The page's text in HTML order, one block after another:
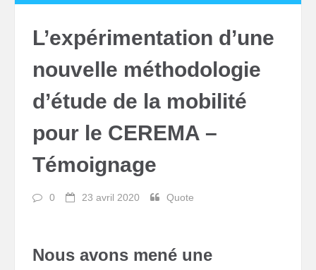
L’expérimentation d’une
nouvelle méthodologie
d’étude de la mobilité
pour le CEREMA –
Témoignage
0 23 avril 2020 Quote
Nous avons mené une